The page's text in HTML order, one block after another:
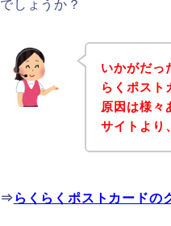
でしょうか？
いかがだっ
らくポスト
原因は様々
サイトより
⇒ らくらくポストカードの